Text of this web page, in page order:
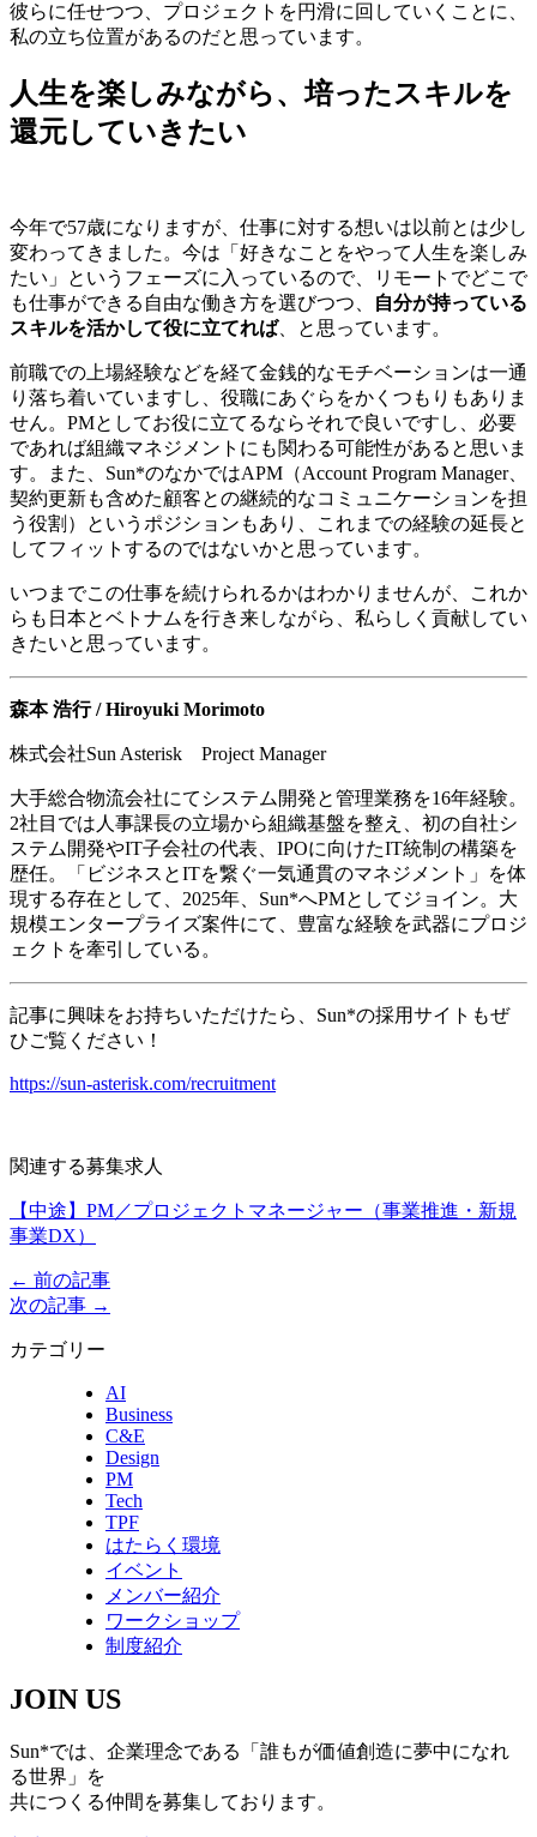
彼らに任せつつ、プロジェクトを円滑に回していくことに、
私の立ち位置があるのだと思っています。
人生を楽しみながら、培ったスキルを
還元していきたい
今年で57歳になりますが、仕事に対する想いは以前とは少し
変わってきました。今は「好きなことをやって人生を楽しみ
たい」というフェーズに入っているので、リモートでどこで
も仕事ができる自由な働き方を選びつつ、
自分が持っている
スキルを活かして役に立てれば、と思っています。
前職での上場経験などを経て金銭的なモチベーションは一通
り落ち着いていますし、役職にあぐらをかくつもりもありま
せん。PMとしてお役に立てるならそれで良いですし、必要
であれば組織マネジメントにも関わる可能性があると思いま
す。また、Sun*のなかではAPM（Account Program Manager、
契約更新も含めた顧客との継続的なコミュニケーションを担
う役割）というポジションもあり、これまでの経験の延長と
してフィットするのではないかと思っています。
いつまでこの仕事を続けられるかはわかりませんが、これか
らも日本とベトナムを行き来しながら、私らしく貢献してい
きたいと思っています。
森本 浩行 / Hiroyuki Morimoto
株式会社Sun Asterisk Project Manager
大手総合物流会社にてシステム開発と管理業務を16年経験。
2社目では人事課長の立場から組織基盤を整え、初の自社シ
ステム開発やIT子会社の代表、IPOに向けたIT統制の構築を
歴任。「ビジネスとITを繋ぐ一気通貫のマネジメント」を体
現する存在として、2025年、Sun*へPMとしてジョイン。大
規模エンタープライズ案件にて、豊富な経験を武器にプロジ
ェクトを牽引している。
記事に興味をお持ちいただけたら、Sun*の採用サイトもぜ
ひご覧ください！
https://sun-asterisk.com/recruitment
関連する募集求人
【中途】PM／プロジェクトマネージャー（事業推進・新規
事業DX）
投
稿
ナ
← 前の記事
次の記事 →
カテゴリー
AI
Business
C&E
Design
PM
Tech
TPF
はたらく環境
イベント
メンバー紹介
ワークショップ
制度紹介
JOIN US
Sun*では、企業理念である「誰もが価値創造に夢中になれ
る世界」を
共につくる仲間を募集しております。